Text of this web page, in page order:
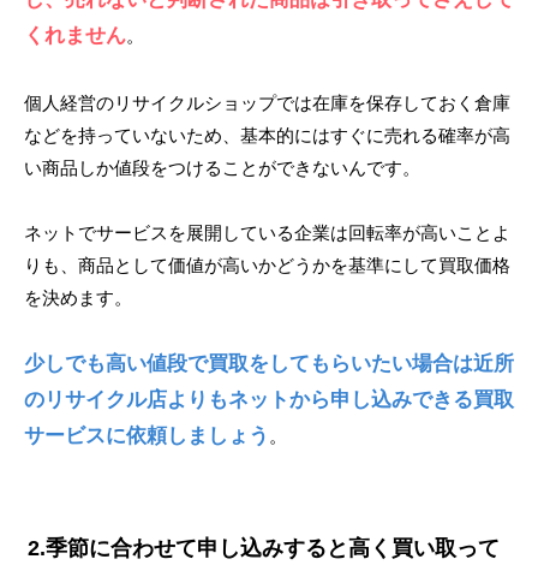
くれません。
個人経営のリサイクルショップでは在庫を保存しておく倉庫
などを持っていないため、基本的にはすぐに売れる確率が高
い商品しか値段をつけることができないんです。
ネットでサービスを展開している企業は回転率が高いことよ
りも、商品として価値が高いかどうかを基準にして買取価格
を決めます。
少しでも高い値段で買取をしてもらいたい場合は近所
のリサイクル店よりもネットから申し込みできる買取
サービスに依頼しましょう 。
2.季節に合わせて申し込みすると高く買い取って